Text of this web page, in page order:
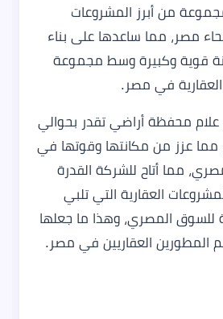
من أبرز المشروعات
مصر، مما ساعدها على بناء
قوية وكبيرة وسط مجموعة
في مصر.
محفظة أراضي تقدر بحوالي
مما عزز من مكانتها وقوتها في
مما أتاح للشركة القدرة
العقارية التي تلبي
للسوق المصري، وهذا ما جعلها
المطورين العقاريين في مصر.